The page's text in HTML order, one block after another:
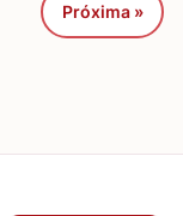
Próxima »